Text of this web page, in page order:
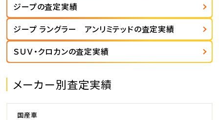
ジープの査定実績
ジープ ラングラー アンリミテッドの査定実績
ＳＵＶ・クロカンの査定実績
メーカー別査定実績
国産車